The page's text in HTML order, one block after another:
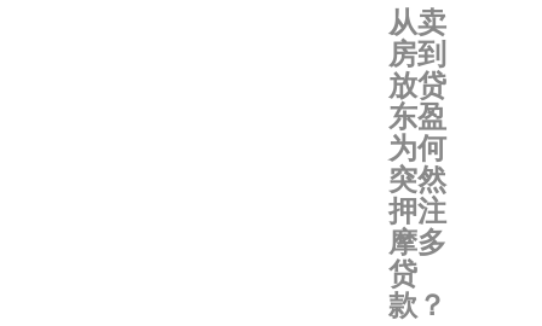
从卖
房到
放贷
东盈
为何
突然
押注
摩多
贷
款？